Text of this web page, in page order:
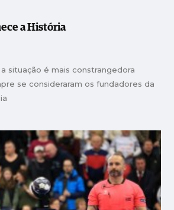
a História
situação é mais constrangedora
se consideraram os fundadores da